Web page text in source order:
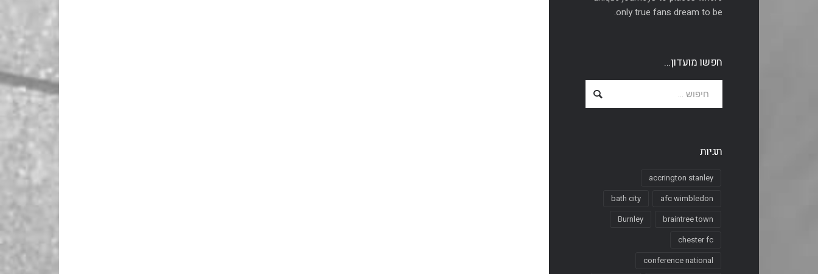
only true fans dream to be.
חפשו מועדון…
תגיות
accrington stanley
afc wimbledon
bath city
braintree town
Burnley
chester fc
conference national